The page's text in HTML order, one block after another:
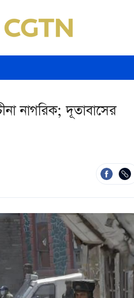
নাগরিক; দূতাবাসের